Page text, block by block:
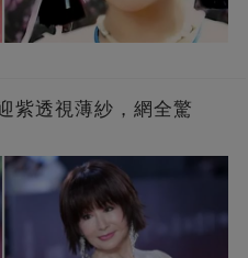
紫透視薄紗，網全驚